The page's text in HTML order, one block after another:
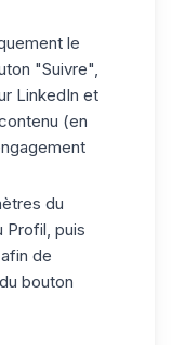
le
"Suivre",
LinkedIn et
(en
du
Profil, puis
de
bouton